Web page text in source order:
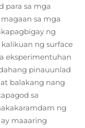
para sa mga
sa mga
ng
ng surface
eksperimentuhan
pinauunlad
balakang nang
sa
ng
maaaring